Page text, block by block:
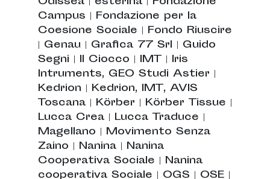
Campus | Fondazione per la
Coesione Sociale | Fondo Riuscire
| Genau | Grafica 77 Srl | Guido
Segni | Il Ciocco | IMT | Iris
Intruments, GEO Studi Astier |
Kedrion | Kedrion, IMT, AVIS
Toscana | Körber | Körber Tissue |
Lucca Crea | Lucca Traduce |
Magellano | Movimento Senza
Zaino | Nanina | Nanina
Cooperativa Sociale | Nanina
cooperativa Sociale | OGS | OSE |